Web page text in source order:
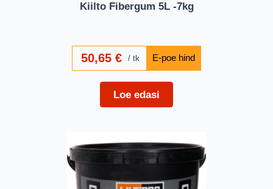
Kiilto Fibergum 5L -7kg
50,65 € tk
Loe edasi